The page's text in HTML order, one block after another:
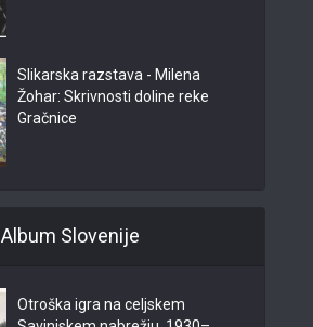
Slikarska razstava - Milena
Žohar: Skrivnosti doline reke
Gračnice
Album Slovenije
Otroška igra na celjskem